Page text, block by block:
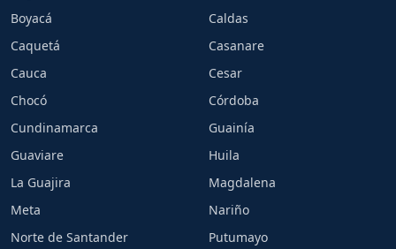
Boyacá
Caldas
Caquetá
Casanare
Cauca
Cesar
Chocó
Córdoba
Cundinamarca
Guainía
Guaviare
Huila
La Guajira
Magdalena
Meta
Nariño
Norte de Santander
Putumayo